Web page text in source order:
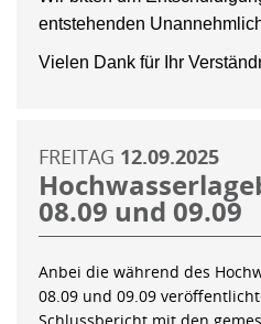
entstehenden
Vielen Dank für Ihr
FREITAG 12.09.2025
08.09 und 09.09
Anbei die während des
08.09 und 09.09
Schlussbericht mit den